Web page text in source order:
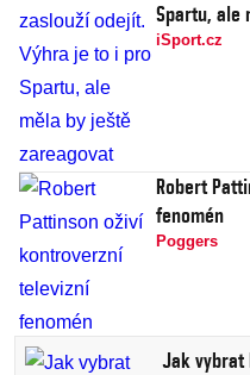
Spartu, ale
iSport.cz
Robert
fenomén
Poggers
Jak vybrat